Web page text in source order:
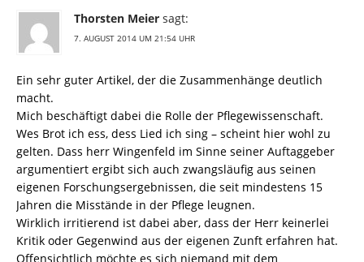
Thorsten Meier sagt:
7. AUGUST 2014 UM 21:54 UHR
Ein sehr guter Artikel, der die Zusammenhänge deutlich
macht.
Mich beschäftigt dabei die Rolle der Pflegewissenschaft.
Wes Brot ich ess, dess Lied ich sing – scheint hier wohl zu
gelten. Dass herr Wingenfeld im Sinne seiner Auftaggeber
argumentiert ergibt sich auch zwangsläufig aus seinen
eigenen Forschungsergebnissen, die seit mindestens 15
Jahren die Misstände in der Pflege leugnen.
Wirklich irritierend ist dabei aber, dass der Herr keinerlei
Kritik oder Gegenwind aus der eigenen Zunft erfahren hat.
Offensichtlich möchte es sich niemand mit dem